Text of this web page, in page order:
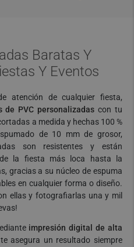
Baratas Y
Y Eventos
atención de cualquier fiesta,
de PVC personalizadas con tu
a medida y hechas 100 %
de 10 mm de grosor,
son resistentes y están
la fiesta más loca hasta la
gracias a su núcleo de espuma
en cualquier forma o diseño.
ellas y fotografiarlas una y mil
impresión digital de alta
asegura un resultado siempre